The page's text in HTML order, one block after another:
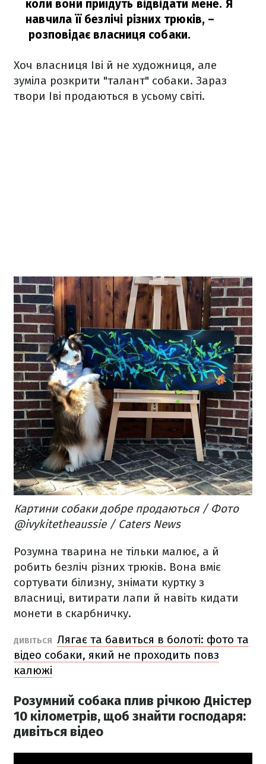
коли вони приїдуть відвідати мене. Я
навчила її безлічі різних трюків, –
розповідає власниця собаки.
Хоч власниця Іві й не художниця, але
зуміла розкрити "талант" собаки. Зараз
твори Іві продаються в усьому світі.
Картини собаки добре продаються / Фото
@ivykitetheaussie / Caters News
Розумна тварина не тільки малює, а й
робить безліч різних трюків. Вона вміє
сортувати білизну, знімати куртку з
власниці, витирати лапи й навіть кидати
монети в скарбничку.
ДИВІТЬСЯ Лягає та бавиться в болоті: фото та
відео собаки, який не проходить повз
калюжі
Розумний собака плив річкою Дністер
10 кілометрів, щоб знайти господаря:
дивіться відео